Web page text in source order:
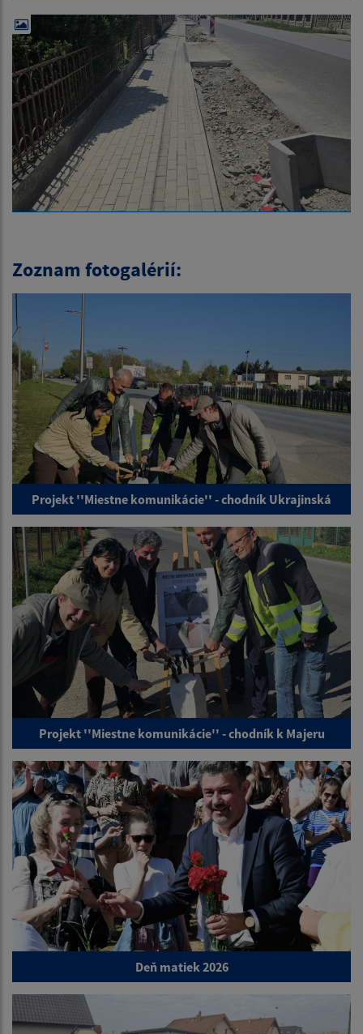
Zoznam fotogalérií:
Projekt ''Miestne komunikácie'' - chodník Ukrajinská
Projekt ''Miestne komunikácie'' - chodník k Majeru
Deň matiek 2026